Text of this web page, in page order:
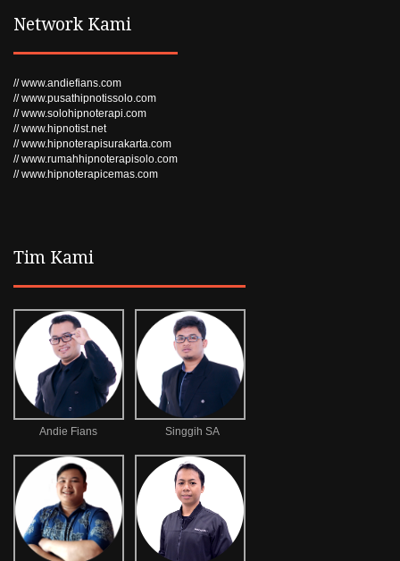
Network Kami
// www.andiefians.com
// www.pusathipnotissolo.com
// www.solohipnoterapi.com
// www.hipnotist.net
// www.hipnoterapisurakarta.com
// www.rumahhipnoterapisolo.com
// www.hipnoterapicemas.com
Tim Kami
Andie Fians Singgih SA